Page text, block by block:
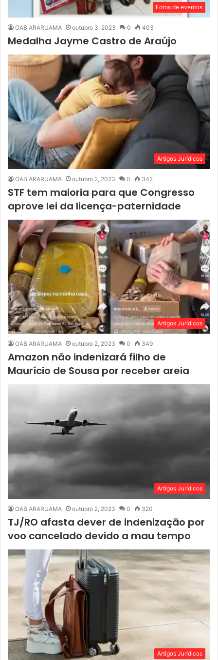
Fotos de eventos
OAB ARARUAMA outubro 3, 2023 0 403
Medalha Jayme Castro de Araújo
Artigos Jurídicos
OAB ARARUAMA outubro 2, 2023 0 342
STF tem maioria para que Congresso
aprove lei da licença-paternidade
Artigos Jurídicos
OAB ARARUAMA outubro 2, 2023 0 349
Amazon não indenizará filho de
Maurício de Sousa por receber areia
Artigos Jurídicos
OAB ARARUAMA outubro 2, 2023 0 320
TJ/RO afasta dever de indenização por
voo cancelado devido a mau tempo
Artigos Jurídicos